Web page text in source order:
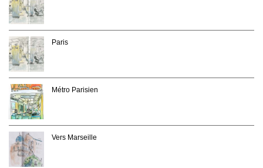
Paris
Métro Parisien
Vers Marseille